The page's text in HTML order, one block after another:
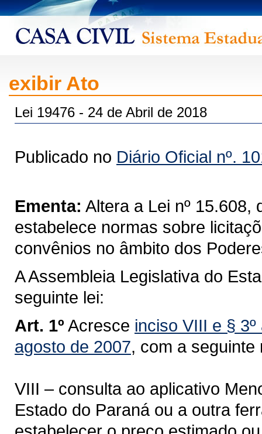
exibir Ato
Lei 19476 - 24 de Abril de 2018
Publicado no Diário Oficial nº.
Ementa: Altera a Lei nº 15.608,
estabelece normas sobre
convênios no âmbito dos
A Assembleia Legislativa do
seguinte lei:
Art. 1º Acresce inciso VIII e §
agosto de 2007, com a seguinte
VIII – consulta ao aplicativo
Estado do Paraná ou a outra